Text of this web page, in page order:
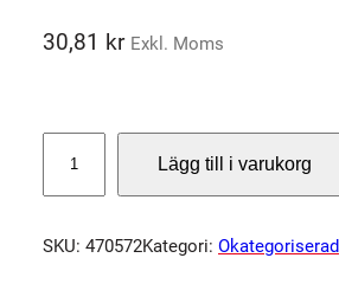
30,81 kr Exkl. Moms
V
O
Lägg till i varukorg
SKU: 470572Kategori: Okategoriserad